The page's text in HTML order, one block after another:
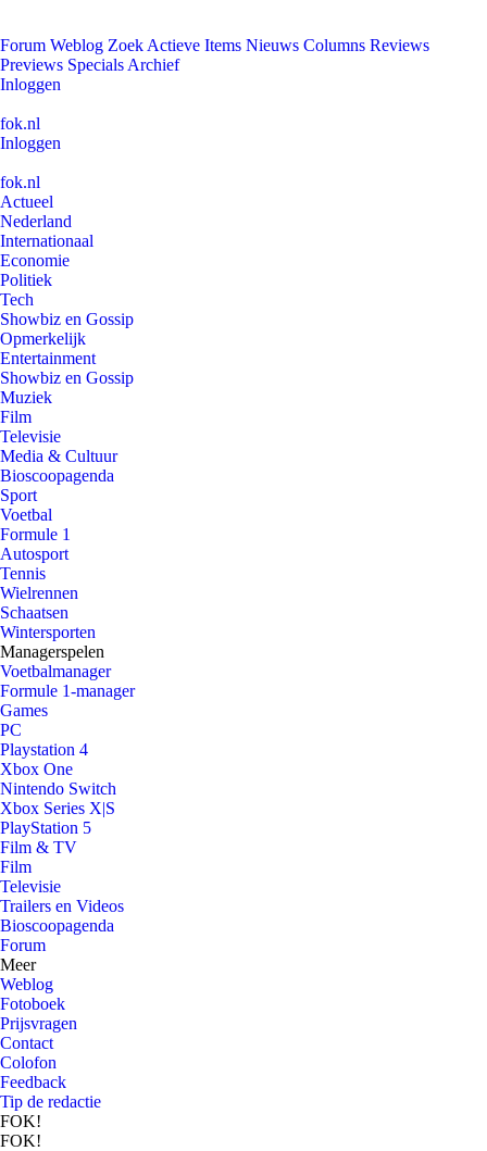
Forum Weblog Zoek Actieve Items Nieuws Columns Reviews
Previews Specials Archief
Inloggen
fok.nl
Inloggen
fok.nl
Actueel
Nederland
Internationaal
Economie
Politiek
Tech
Showbiz en Gossip
Opmerkelijk
Entertainment
Showbiz en Gossip
Muziek
Film
Televisie
Media & Cultuur
Bioscoopagenda
Sport
Voetbal
Formule 1
Autosport
Tennis
Wielrennen
Schaatsen
Wintersporten
Managerspelen
Voetbalmanager
Formule 1-manager
Games
PC
Playstation 4
Xbox One
Nintendo Switch
Xbox Series X|S
PlayStation 5
Film & TV
Film
Televisie
Trailers en Videos
Bioscoopagenda
Forum
Meer
Weblog
Fotoboek
Prijsvragen
Contact
Colofon
Feedback
Tip de redactie
FOK!
FOK!